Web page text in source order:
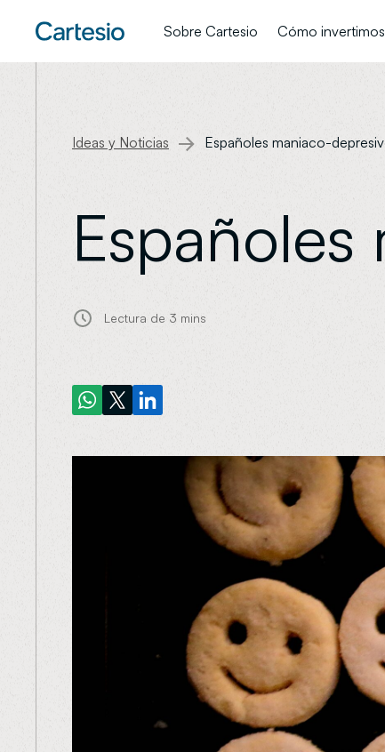
Sobre Cartesio Cómo invertimos
Ideas y Noticias Españoles maniaco-
Lectura de 3 mins